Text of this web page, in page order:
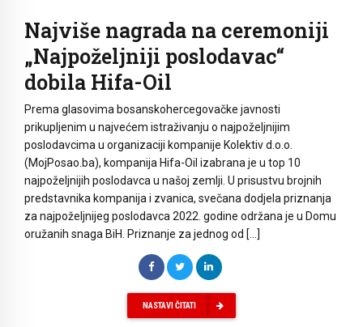
Najviše nagrada na ceremoniji
„Najpoželjniji poslodavac“
dobila Hifa-Oil
Prema glasovima bosanskohercegovačke javnosti
prikupljenim u najvećem istraživanju o najpoželjnijim
poslodavcima u organizaciji kompanije Kolektiv d.o.o.
(MojPosao.ba), kompanija Hifa-Oil izabrana je u top 10
najpoželjnijih poslodavca u našoj zemlji. U prisustvu brojnih
predstavnika kompanija i zvanica, svečana dodjela priznanja
za najpoželjnijeg poslodavca 2022. godine održana je u Domu
oružanih snaga BiH. Priznanje za jednog od […]
NASTAVI ČITATI